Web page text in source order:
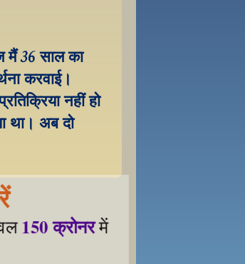
मैं 36 साल का
करवाई।
नहीं हो
था। अब दो
150 क्रोनर में